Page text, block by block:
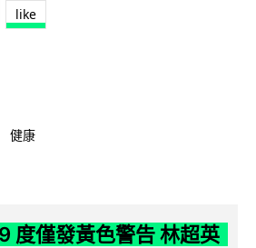
like
健康
度僅發黃色警告 林超英